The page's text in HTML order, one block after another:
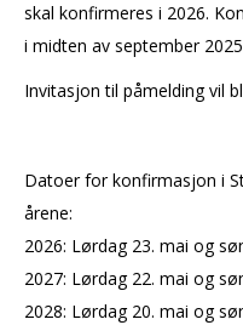
skal konfirmeres i 2026.
i midten av september
Invitasjon til påmelding vil
Datoer for konfirmasjon i
årene:
2026: Lørdag 23. mai og
2027: Lørdag 22. mai og
2028: Lørdag 20. mai og